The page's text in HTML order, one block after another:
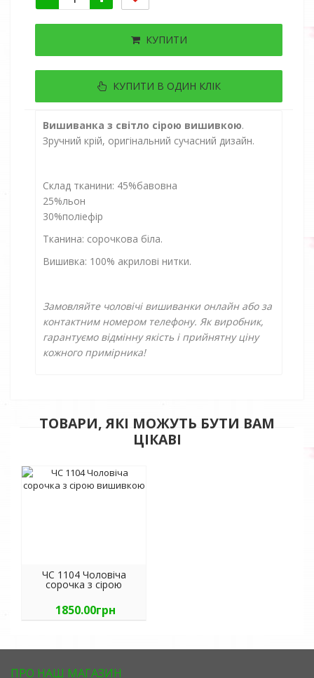
КУПИТИ
КУПИТИ В ОДИН КЛІК
Вишиванка з світло сірою вишивкою.
Зручний крій, оригінальний сучасний дизайн.
Склад тканини: 45%бавовна
25%льон
30%поліефір
Тканина: сорочкова біла.
Вишивка: 100% акрилові нитки.
Замовляйте чоловічі вишиванки онлайн або за
контактним номером телефону. Як виробник,
гарантуємо відмінну якість і прийнятну ціну
кожного примірника!
ТОВАРИ, ЯКІ МОЖУТЬ БУТИ ВАМ
ЦІКАВІ
ЧС 1104 Чоловіча
сорочка з сірою
вишивкою
1850.00грн
ПРО НАШ МАГАЗИН